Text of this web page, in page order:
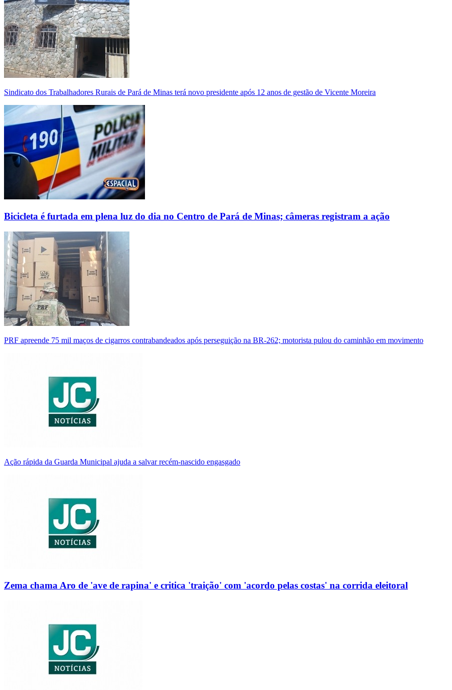
Sindicato dos Trabalhadores Rurais de Pará de Minas terá novo presidente após 12 anos de gestão de Vicente Moreira
Bicicleta é furtada em plena luz do dia no Centro de Pará de Minas; câmeras registram a ação
PRF apreende 75 mil maços de cigarros contrabandeados após perseguição na BR-262; motorista pulou do caminhão em movimento
Ação rápida da Guarda Municipal ajuda a salvar recém-nascido engasgado
Zema chama Aro de 'ave de rapina' e critica 'traição' com 'acordo pelas costas' na corrida eleitoral